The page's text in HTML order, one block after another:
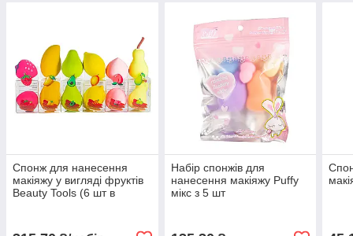
Спонж для нанесення
макіяжу у вигляді фруктів
Beauty Tools (6 шт в
Набір спонжів для
нанесення макіяжу Puffy
мікс з 5 шт